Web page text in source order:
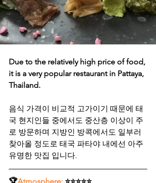
Due to the relatively high price of food,
it is a very popular restaurant in Pattaya,
Thailand.
음식 가격이 비교적 고가이기 때문에 태
국 현지인들 중에서도 중산층 이상이 주
로 방문하며 지방인 방콕에서도 일부러
찾아올 정도로 태국 파타야 내에선 아주
유명한 맛집 입니다.